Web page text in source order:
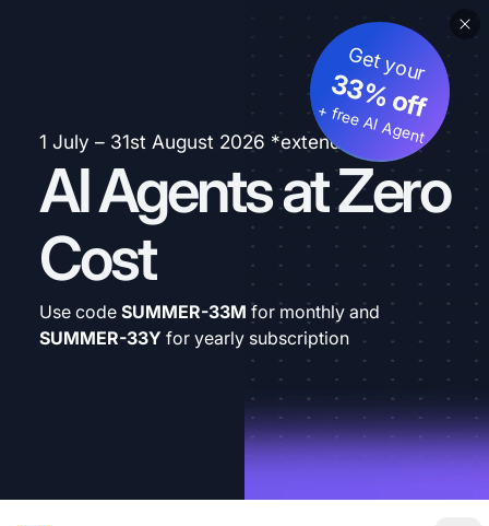
1 July – 31st August 2026 *extended
AI Agents at Zero
Cost
Get your
33% off
+ free AI Agent
Use code SUMMER-33M for monthly and
SUMMER-33Y for yearly subscription